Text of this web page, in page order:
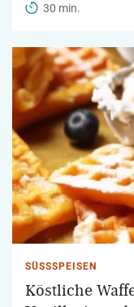
30 min.
SÜSSSPEISEN
Köstliche